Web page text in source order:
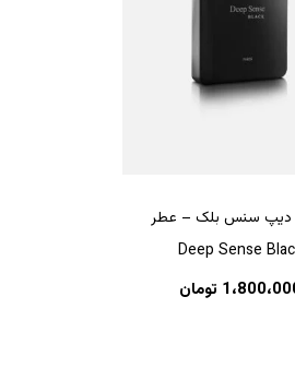
هیچ محصولی در سبد خرید نیست.
دیپ سنس بلک – عطر
Deep Sense
تومان